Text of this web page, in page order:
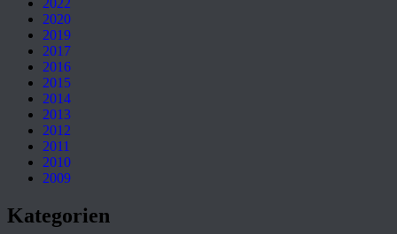
2020
2019
2017
2016
2015
2014
2013
2012
2011
2010
2009
Kategorien